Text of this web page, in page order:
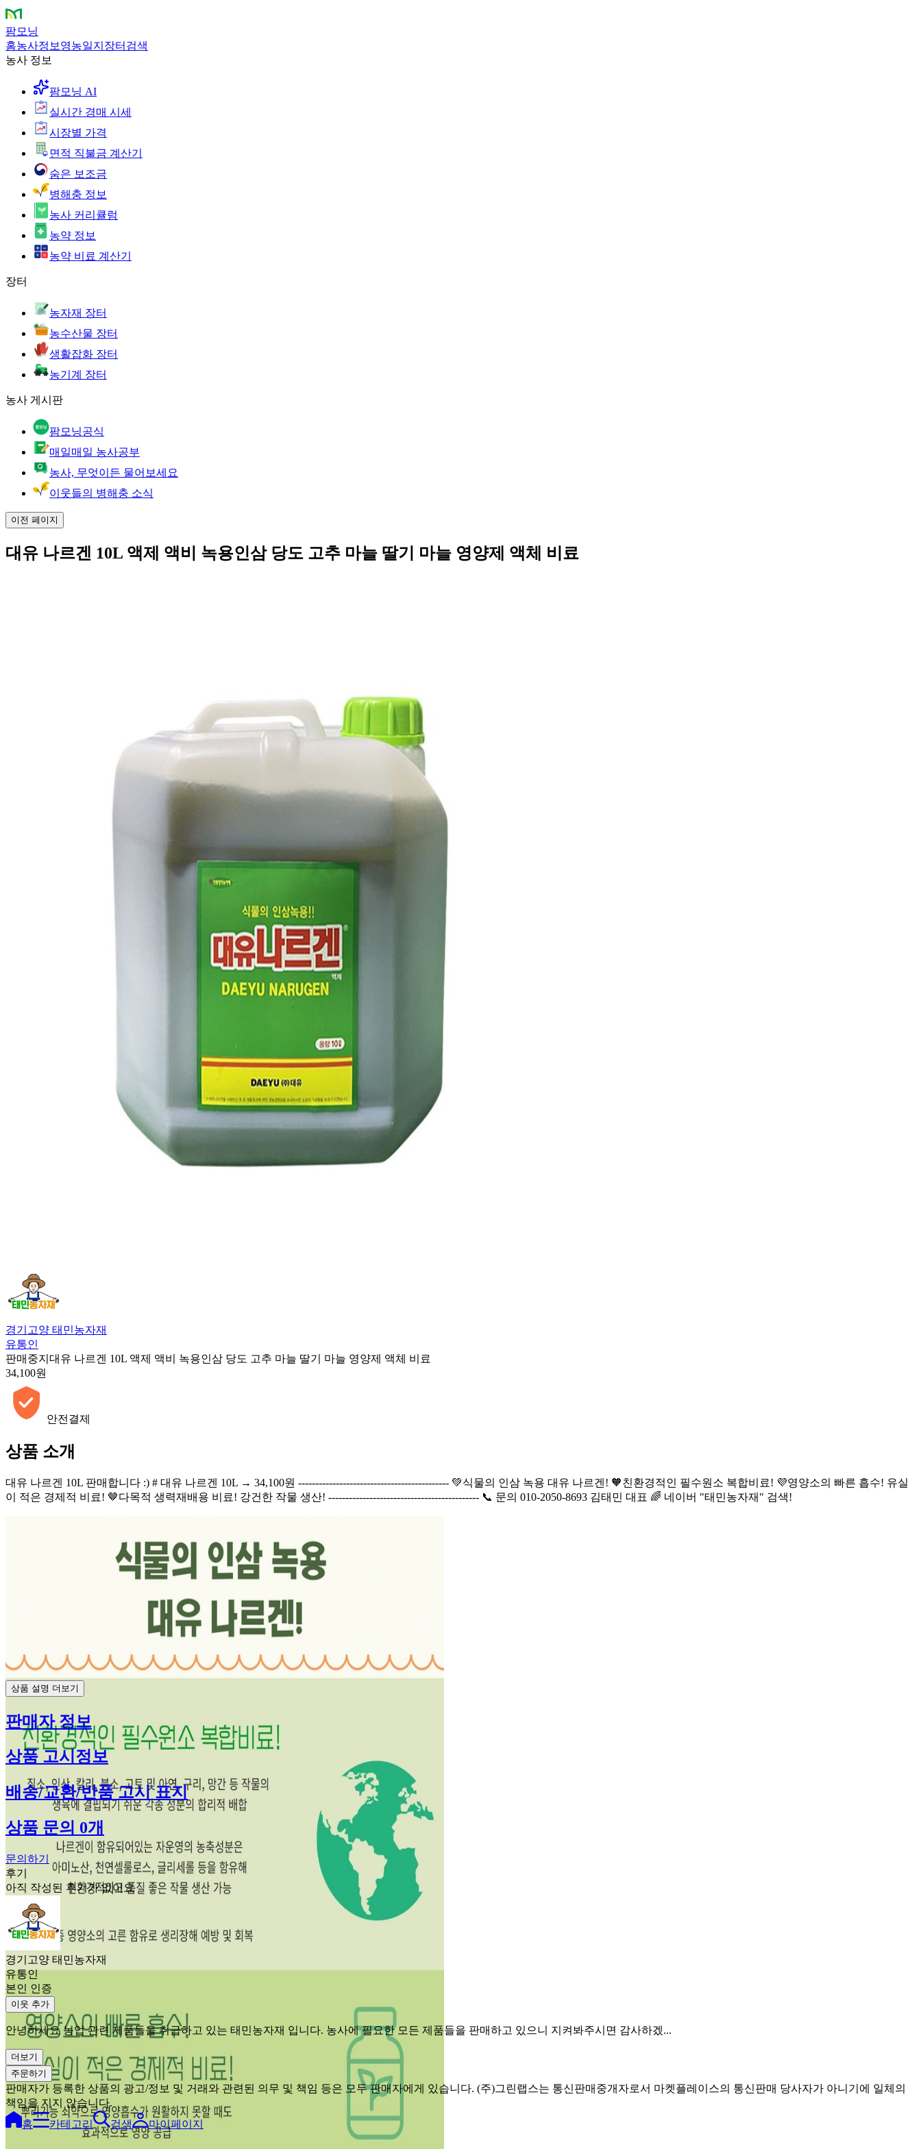
팜모닝
홈농사정보 영농일지 장터 검색
농사 정보
팜모닝 AI
실시간 경매 시세
시장별 가격
면적 직불금 계산기
숨은 보조금
병해충 정보
농사 커리큘럼
농약 정보
농약 비료 계산기
장터
농자재 장터
농수산물 장터
생활잡화 장터
농기계 장터
농사 게시판
팜모닝공식
매일매일 농사공부
농사, 무엇이든 물어보세요
이웃들의 병해충 소식
이전 페이지
대유 나르겐 10L 액제 액비 녹용인삼 당도 고추 마늘 딸기 마늘 영양제 액체 비료
경기고양 태민농자재
유통인
판매중지 대유 나르겐 10L 액제 액비 녹용인삼 당도 고추 마늘 딸기 마늘 영양제 액체 비료
34,100원
안전결제
상품 소개
대유 나르겐 10L 판매합니다 :) # 대유 나르겐 10L → 34,100원 -------------------------------------------- 💚식물의 인삼 녹용 대유 나르겐! 🧡친환경적인 필수원소 복합비료! 💜영양소의 빠른 흡수! 유실
이 적은 경제적 비료! 🤎다목적 생력재배용 비료! 강건한 작물 생산! -------------------------------------------- 📞 문의 010-2050-8693 김태민 대표 🌈 네이버 "태민농자재" 검색!
상품 설명 더보기
판매자 정보
상품 고시정보
배송/교환/반품 고시 표지
상품 문의 0개
문의하기
후기
아직 작성된 후기가 없어요
경기고양 태민농자재
유통인
본인 인증
이웃 추가
안녕하세요 농업 관련 제품들을 취급하고 있는 태민농자재 입니다. 농사에 필요한 모든 제품들을 판매하고 있으니 지켜봐주시면 감사하겠...
더보기
주문하기
판매자가 등록한 상품의 광고/정보 및 거래와 관련된 의무 및 책임 등은 모두 판매자에게 있습니다. (주)그린랩스는 통신판매중개자로서 마켓플레이스의 통신판매 당사자가 아니기에 일체의
책임을 지지 않습니다.
홈
카테고리 검색 마이페이지